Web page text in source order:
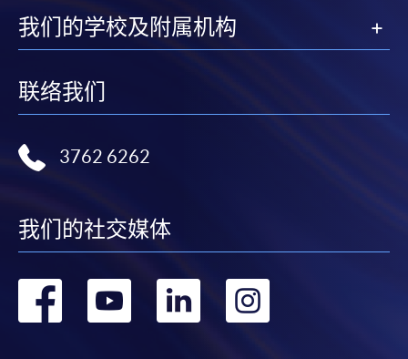
外收费，详情请联络有关学科职员。
学费及学额不得转让他人。一经取录，学员不得转读
请一经批准，学员须缴付港币120元手续费。
人资料，概不负责。
每张收据申请费用为港币30 元。支票抬头注明「香
我们的学校及附属机构
联络我们
3762 6262
我们的社交媒体
转
转
转